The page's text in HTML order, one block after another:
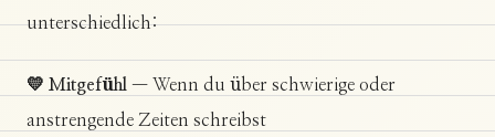
unterschiedlich:
💛 Mitgefühl — Wenn du über schwierige oder
anstrengende Zeiten schreibst